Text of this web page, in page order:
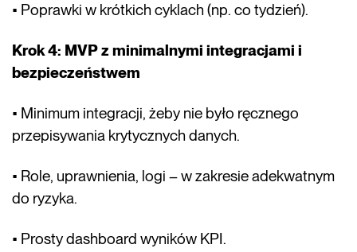
• Poprawki w krótkich cyklach (np. co tydzień).
Krok 4: MVP z minimalnymi integracjami i
bezpieczeństwem
• Minimum integracji, żeby nie było ręcznego
przepisywania krytycznych danych.
• Role, uprawnienia, logi – w zakresie adekwatnym
do ryzyka.
• Prosty dashboard wyników KPI.